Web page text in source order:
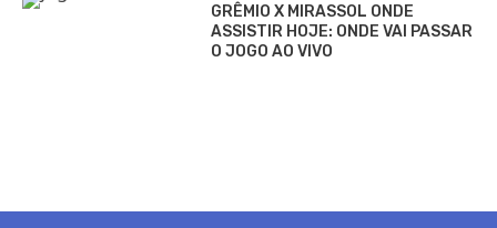
GRÊMIO X MIRASSOL ONDE
ASSISTIR HOJE: ONDE VAI PASSAR
O JOGO AO VIVO